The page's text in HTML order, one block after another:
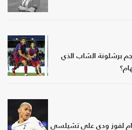
برشلونة الشاب الذي
لفوز ودي على تشيلسي